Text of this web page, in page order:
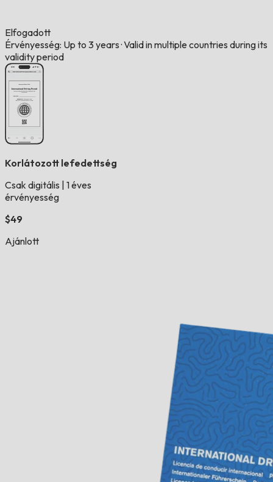
Elfogadott
Érvényesség: Up to 3 years ·Valid in multiple countries during its
validity period
Korlátozott lefedettség
Csak digitális 1 éves
érvényesség
$49
Ajánlott